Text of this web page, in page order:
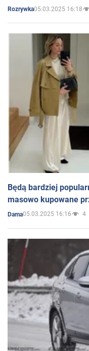
Rozrywka05.03.2025 16:18
Będą bardziej
masowo kupowane
Dama05.03.2025 16:16 4